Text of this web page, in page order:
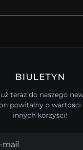
BIULETYN
teraz do naszego
powitalny o wartości
innych korzyści!